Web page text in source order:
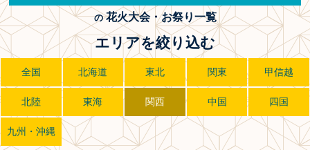
ポスター一覧
SPICEレポート記事
今週末開催花火・祭一覧
TOP
の花火大会・お祭り一覧
エリアを絞り込む
全国 北海道 東北 関東 甲信越
北陸 東海 関西 中国 四国
九州・沖縄